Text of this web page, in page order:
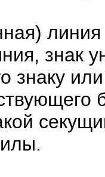
знак
знаку